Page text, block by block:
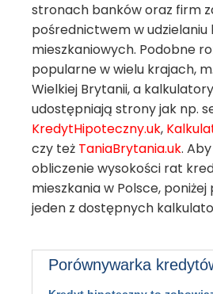
stronach banków oraz firm
pośrednictwem w
mieszkaniowych. Podobne
popularne w wielu krajach,
Wielkiej Brytanii, a
udostępniają strony jak np.
KredytHipoteczny.uk,
czy też TaniaBrytania.uk.
obliczenie wysokości rat
mieszkania w Polsce,
jeden z dostępnych
Porównywarka